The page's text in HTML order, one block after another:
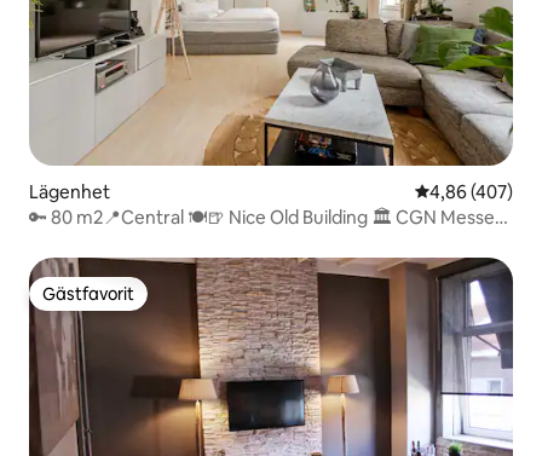
Lägenhet 4,86 av 5 i
4,86 (407)
🔑 80 m2📍Central 🍽🍺 Nice Old Building 🏛 CGN Messe
Gästfavorit
Gästfavorit